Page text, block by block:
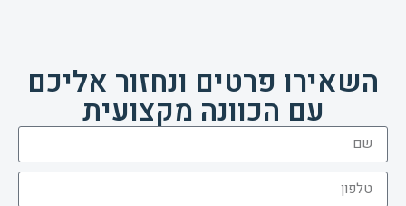
השאירו פרטים ונחזור אליכם
עם הכוונה מקצועית